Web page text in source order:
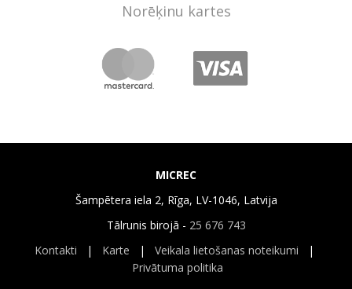
Norēķinu kartes
MICREC
Šampētera iela 2, Rīga, LV-1046, Latvija
Tālrunis birojā - 25 676 743
Kontakti | Karte | Veikala lietošanas noteikumi |
Privātuma politika